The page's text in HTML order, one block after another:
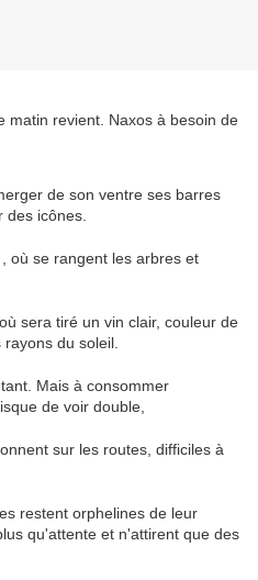
matin revient. Naxos à besoin de
de son ventre ses barres
des icônes.
où se rangent les arbres et
sera tiré un vin clair, couleur de
du soleil.
Mais à consommer
de voir double,
sur les routes, difficiles à
restent orphelines de leur
qu'attente et n'attirent que des